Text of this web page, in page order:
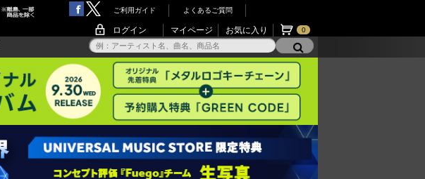
ご利用ガイド よくあるご質問
ログイン マイページ お気に入り 0